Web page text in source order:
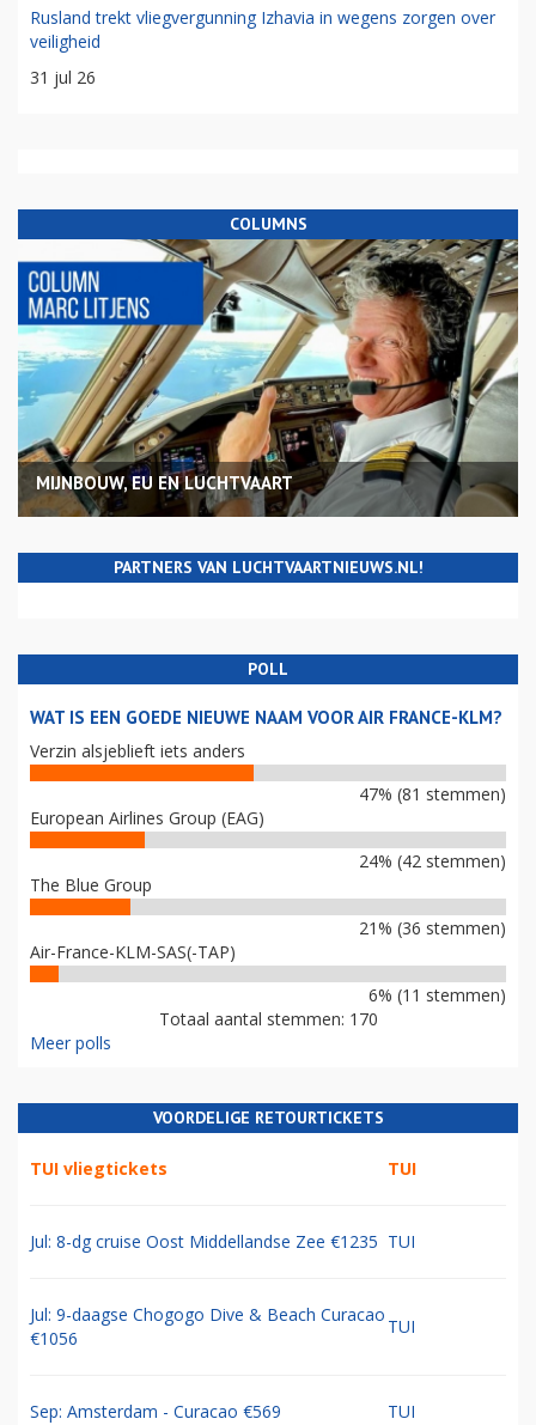
Rusland trekt vliegvergunning Izhavia in wegens zorgen over
veiligheid
31 jul 26
COLUMNS
MIJNBOUW, EU EN LUCHTVAART
PARTNERS VAN LUCHTVAARTNIEUWS.NL!
POLL
WAT IS EEN GOEDE NIEUWE NAAM VOOR AIR FRANCE-KLM?
Verzin alsjeblieft iets anders
47% (81 stemmen)
European Airlines Group (EAG)
24% (42 stemmen)
The Blue Group
21% (36 stemmen)
Air-France-KLM-SAS(-TAP)
6% (11 stemmen)
Totaal aantal stemmen: 170
Meer polls
VOORDELIGE RETOURTICKETS
TUI vliegtickets TUI
Jul: 8-dg cruise Oost Middellandse Zee €1235 TUI
Jul: 9-daagse Chogogo Dive & Beach Curacao
€1056
TUI
Sep: Amsterdam - Curacao €569 TUI